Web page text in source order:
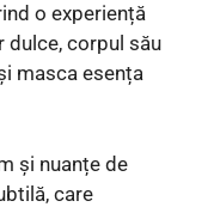
o experiență
dulce, corpul său
masca esența
și nuanțe de
care